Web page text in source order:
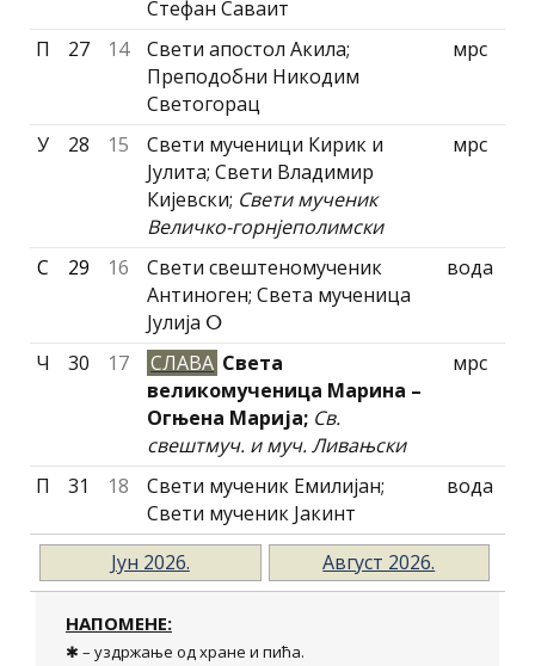
Стефан Саваит
П 27 14
Свети апостол Акила;
Преподобни Никодим
Светогорац
мрс
У 28 15
Свети мученици Кирик и
Јулита; Свети Владимир
Киjевски; Свети мученик
Величко-горнjеполимски
мрс
С 29 16
Свети свештеномученик
Антиноген; Света мученица
Јулија ⵔ
вода
Ч 30 17 СЛАВА Света
великомученица Марина –
Огњена Марија; Св.
свештмуч. и муч. Ливањски
мрс
П 31 18
Свети мученик Емилијан;
Свети мученик Јакинт
вода
Jун 2026. Август 2026.
НАПОМЕНЕ:
✱ – уздржање од хране и пића.